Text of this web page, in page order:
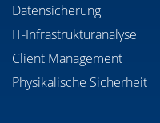
Datensicherung
IT-Infrastrukturanalyse
Client Management
Physikalische Sicherheit